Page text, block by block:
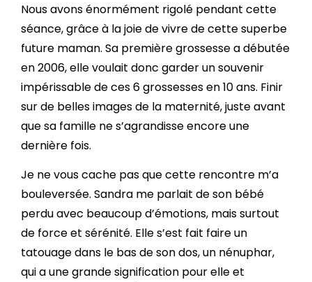
Nous avons énormément rigolé pendant cette
séance, grâce à la joie de vivre de cette superbe
future maman. Sa première grossesse a débutée
en 2006, elle voulait donc garder un souvenir
impérissable de ces 6 grossesses en 10 ans. Finir
sur de belles images de la maternité, juste avant
que sa famille ne s’agrandisse encore une
dernière fois.
Je ne vous cache pas que cette rencontre m’a
bouleversée. Sandra me parlait de son bébé
perdu avec beaucoup d’émotions, mais surtout
de force et sérénité. Elle s’est fait faire un
tatouage dans le bas de son dos, un nénuphar,
qui a une grande signification pour elle et